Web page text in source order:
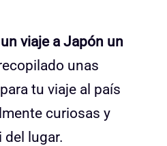
viaje a Japón un
unas
tu viaje al país
curiosas y
lugar.